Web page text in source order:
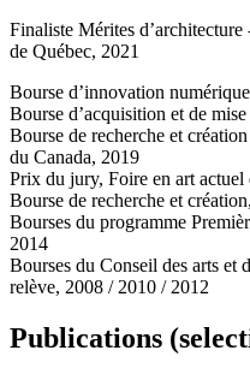
Finaliste Mérites
de Québec, 2021
Bourse d’innovation
Bourse d’acquisition et de
Bourse de recherche et
du Canada, 2019
Prix du jury, Foire en art
Bourse de recherche et
Bourses du programme
2014
Bourses du Conseil des arts et
relève, 2008 / 2010 / 2012
Publications